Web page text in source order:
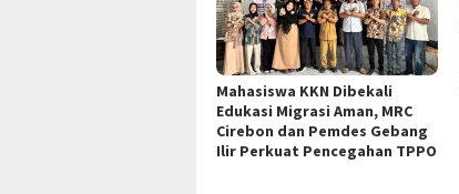
Mahasiswa KKN Dibekali
Edukasi Migrasi Aman, MRC
Cirebon dan Pemdes Gebang
Ilir Perkuat Pencegahan TPPO